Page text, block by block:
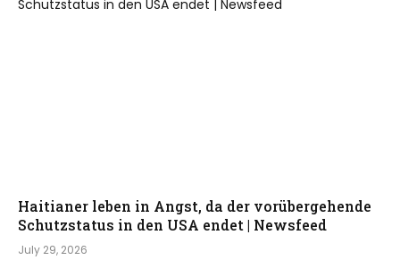
Haitianer leben in Angst, da der vorübergehende
Schutzstatus in den USA endet | Newsfeed
July 29, 2026